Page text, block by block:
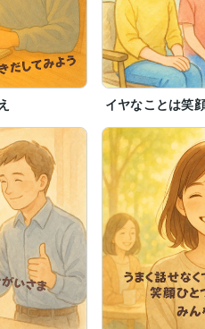
だいた方からは─
て話せました」
、自信がわいてきました」
自分に気づけました」
いただいています。
込まなくて大丈夫。
てほしい」
あなたにとって大きな一歩です。
慢してきた声を、
だきます。
夫。
、
ようお手伝いさせていただきます
イヤなことは笑